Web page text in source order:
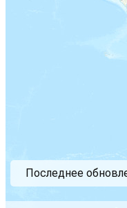
Последнее